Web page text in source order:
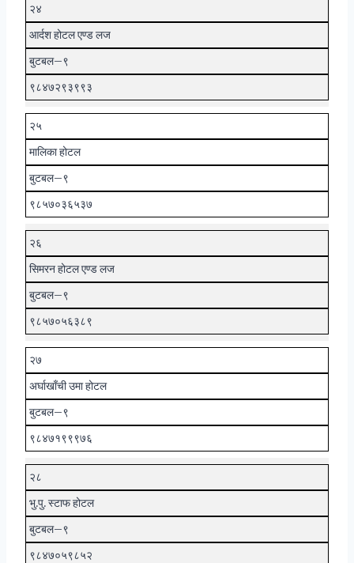
२४
आर्दश होटल एण्ड लज
बुटबल–९
९८४७२९३९९३
२५
मालिका होटल
बुटबल–९
९८५७०३६५३७
२६
सिमरन होटल एण्ड लज
बुटबल–९
९८५७०५६३८९
२७
अर्घाखाँची उमा होटल
बुटबल–९
९८४७१९९९७६
२८
भु.पु. स्टाफ होटल
बुटबल–९
९८४७०५९८५२